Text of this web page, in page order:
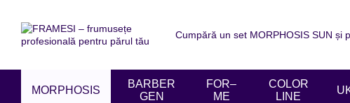
Cumpără un set MORPHOSIS SUN și
MORPHOSIS
BARBER
GEN
FOR–
ME
COLOR
LINE